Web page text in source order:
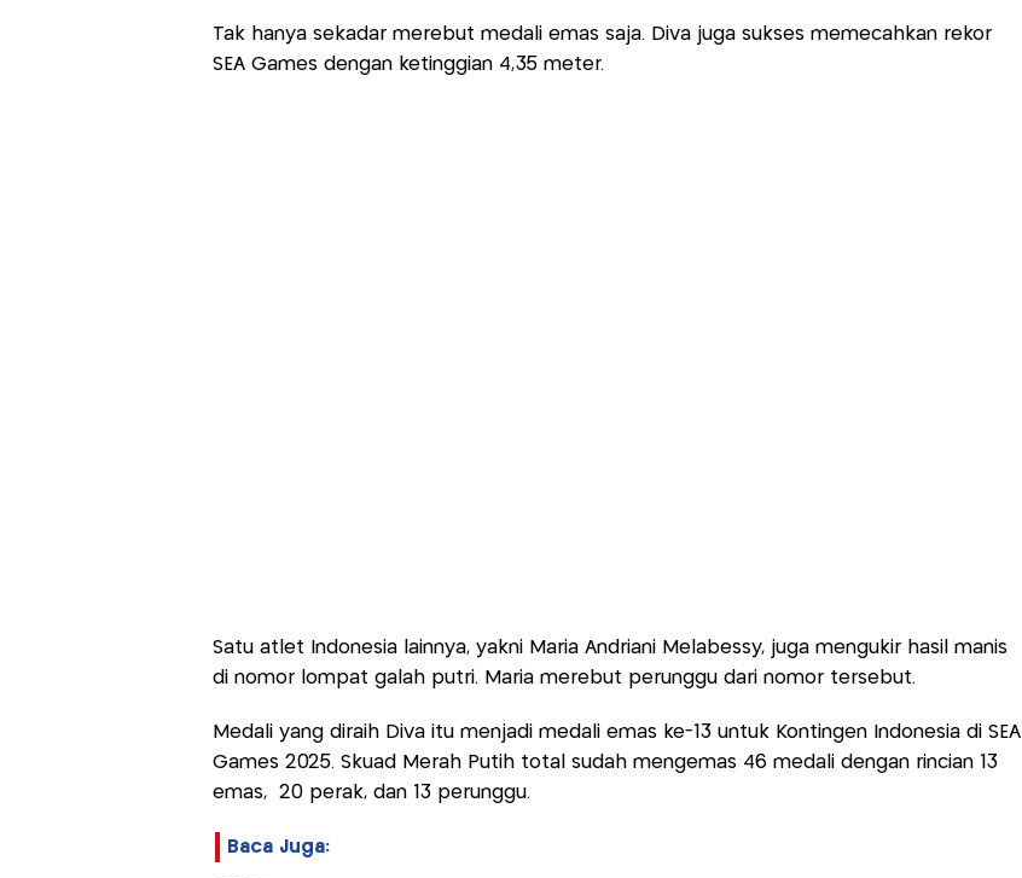
Tak hanya sekadar merebut medali emas saja. Diva juga sukses memecahkan rekor
SEA Games dengan ketinggian 4,35 meter.
Satu atlet Indonesia lainnya, yakni Maria Andriani Melabessy, juga mengukir hasil manis
di nomor lompat galah putri. Maria merebut perunggu dari nomor tersebut.
Medali yang diraih Diva itu menjadi medali emas ke-13 untuk Kontingen Indonesia di SEA
Games 2025. Skuad Merah Putih total sudah mengemas 46 medali dengan rincian 13
emas, 20 perak, dan 13 perunggu.
Baca Juga: